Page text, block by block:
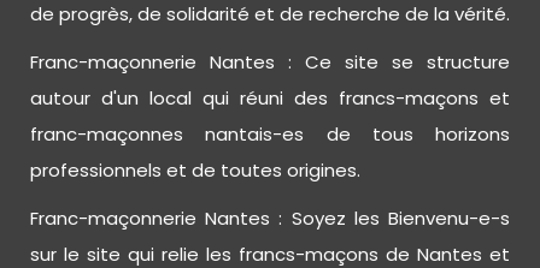
de progrès, de solidarité et de recherche de la vérité.
Franc-maçonnerie Nantes : Ce site se structure
autour d'un local qui réuni des francs-maçons et
franc-maçonnes nantais-es de tous horizons
professionnels et de toutes origines.
Franc-maçonnerie Nantes : Soyez les Bienvenu-e-s
sur le site qui relie les francs-maçons de Nantes et